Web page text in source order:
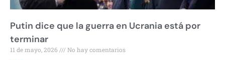
Putin dice que la guerra en Ucrania está por
terminar
11 de mayo, 2026 No hay comentarios